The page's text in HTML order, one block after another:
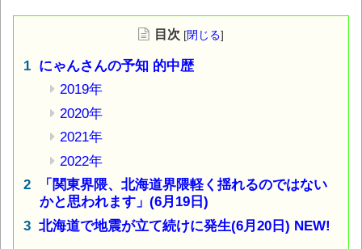
目次 [閉じる]
にゃんさんの予知 的中歴
2019年
2020年
2021年
2022年
「関東界隈、北海道界隈軽く揺れるのではない
かと思われます」(6月19日)
北海道で地震が立て続けに発生(6月20日) NEW!